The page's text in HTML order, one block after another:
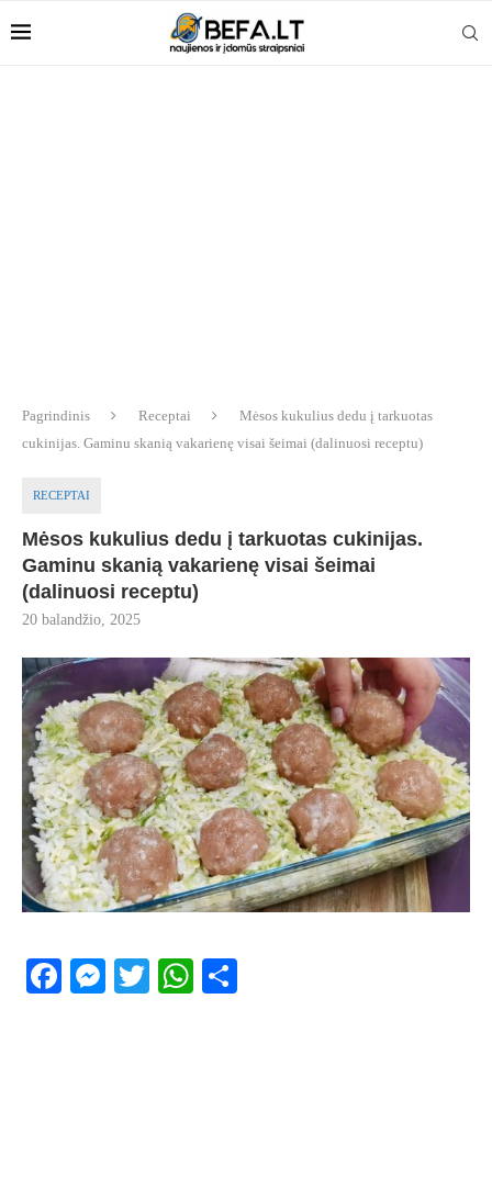
Pagrindinis Receptai
Mėsos kukulius dedu į tarkuotas
cukinijas. Gaminu skanią vakarienę visai šeimai (dalinuosi receptu)
RECEPTAI
Mėsos kukulius dedu į tarkuotas cukinijas.
Gaminu skanią vakarienę visai šeimai
(dalinuosi receptu)
20 balandžio, 2025
Facebook
Messenger
TwitterWhatsApp